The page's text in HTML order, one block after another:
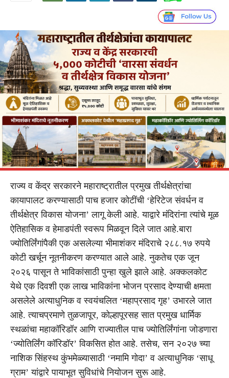
राज्य व केंद्र सरकारने महाराष्ट्रातील प्रमुख तीर्थक्षेत्रांचा
कायापालट करण्यासाठी पाच हजार कोटींची ‘हेरिटेज संवर्धन व
तीर्थक्षेत्र विकास योजना’ लागू केली आहे. याद्वारे मंदिरांना त्यांचे मूळ
ऐतिहासिक व हेमाडपंती स्वरूप मिळवून दिले जात आहे.बारा
ज्योतिर्लिंगांपैकी एक असलेल्या भीमाशंकर मंदिराचे २८८.१७ रुपये
कोटी खर्चून नूतनीकरण करण्यात आले आहे. नुकतेच एक जून
२०२६ पासून ते भाविकांसाठी पुन्हा खुले झाले आहे. अक्कलकोट
येथे एक दिवशी एक लाख भाविकांना भोजन प्रसाद देण्याची क्षमता
असलेले अत्याधुनिक व स्वयंचलित ‘महाप्रसाद गृह’ उभारले जात
आहे. त्याचप्रमाणे तुळजापूर, कोल्हापूरसह सात प्रमुख धार्मिक
स्थळांचा महाकॉरिडॉर आणि राज्यातील पाच ज्योतिर्लिंगांना जोडणारा
‘ज्योतिर्लिंग कॉरिडॉर’ विकसित होत आहे. तसेच, सन २०२७ च्या
नाशिक सिंहस्थ कुंभमेळ्यासाठी ‘नमामि गोदा’ व अत्याधुनिक ‘साधू
ग्राम’ यांद्वारे पायाभूत सुविधांचे नियोजन सुरू आहे.